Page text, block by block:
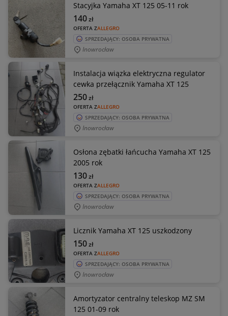
Stacyjka Yamaha XT 125 05-11 rok
OFERTA ZALLEGRO
140zł
SPRZEDAJĄCY: OSOBA PRYWATNA
Inowrocław
Instalacja wiązka elektryczna regulator
cewka przełącznik Yamaha XT 125
OFERTA ZALLEGRO
250zł
SPRZEDAJĄCY: OSOBA PRYWATNA
Inowrocław
Osłona zębatki łańcucha Yamaha XT 125
2005 rok
OFERTA ZALLEGRO
130zł
SPRZEDAJĄCY: OSOBA PRYWATNA
Inowrocław
Licznik Yamaha XT 125 uszkodzony
OFERTA ZALLEGRO
150zł
SPRZEDAJĄCY: OSOBA PRYWATNA
Inowrocław
Amortyzator centralny teleskop MZ SM
125 01-09 rok